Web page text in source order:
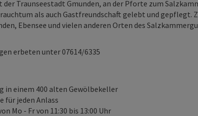
der Traunseestadt Gmunden, an der Pforte zum
als auch Gastfreundschaft gelebt und gepflegt.
Ebensee und vielen anderen Orten des
erbeten unter 07614/6335
in einem 400 alten Gewölbekeller
für jeden Anlass
Mo - Fr von 11:30 bis 13:00 Uhr